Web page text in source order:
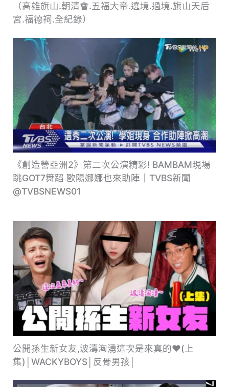
（高雄旗山.朝清會.五福大帝.遶境.過境.旗山天后
宮.福德祠.全紀錄）
《創造營亞洲2》第二次公演精彩! BAMBAM現場
跳GOT7舞蹈 歐陽娜娜也來助陣｜TVBS新聞
@TVBSNEWS01
公開孫生新女友,波濤洶湧這次是來真的❤️(上
集)│WACKYBOYS│反骨男孩│